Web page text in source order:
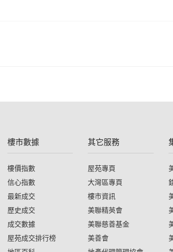
樓市數據
樓價指數
信心指數
最新成交
歷史成交
成交數據
屋苑成交排行榜
其它服務
屋苑專頁
大灣區專頁
樓市資訊
美聯精英會
美聯慈善基金
美善會